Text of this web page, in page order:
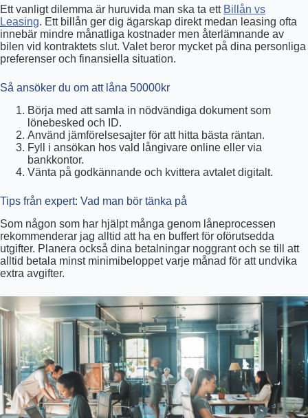
Ett vanligt dilemma är huruvida man ska ta ett Billån vs
Leasing. Ett billån ger dig ägarskap direkt medan leasing ofta
innebär mindre månatliga kostnader men återlämnande av
bilen vid kontraktets slut. Valet beror mycket på dina personliga
preferenser och finansiella situation.
Så ansöker du om att låna 50000kr
Börja med att samla in nödvändiga dokument som
lönebesked och ID.
Använd jämförelsesajter för att hitta bästa räntan.
Fyll i ansökan hos vald långivare online eller via
bankkontor.
Vänta på godkännande och kvittera avtalet digitalt.
Tips från expert: Vad man bör tänka på
Som någon som har hjälpt många genom låneprocessen
rekommenderar jag alltid att ha en buffert för oförutsedda
utgifter. Planera också dina betalningar noggrant och se till att
alltid betala minst minimibeloppet varje månad för att undvika
extra avgifter.